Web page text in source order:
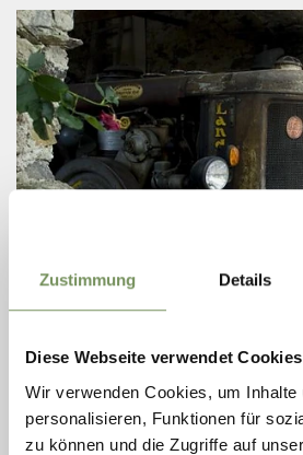
Zustimmung Details
Diese Webseite verwendet Cookies
Wir verwenden Cookies, um Inhalte
personalisieren, Funktionen für
zu können und die Zugriffe auf
verschiedener Baujahre begutachtet werden.
Alt! Jeden 1. Freitag im ...
T+39 0473 656188